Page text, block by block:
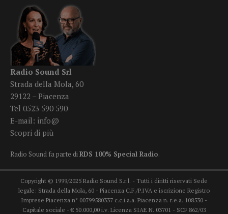
Radio Sound Srl
Strada della Mola, 60
29122 – Piacenza
Tel 0523 590 590
E-mail: info@
Scopri di più
Radio Sound fa parte diRDS 100% Special Radio.
Copyright © 1999/2025 Radio Sound S.r.l. - Tutti i diritti riservati Sede
legale: Strada della Mola, 60 - Piacenza C.F./P.IVA e iscrizione Registro
Imprese Piacenza n° 00799580337 c.c.i.a.a. Piacenza n. r.e.a. 108530 -
Capitale sociale - € 50.000,00 i.v. Licenza SIAE N. 03701 - SCF 862/03